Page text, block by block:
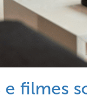
e filmes